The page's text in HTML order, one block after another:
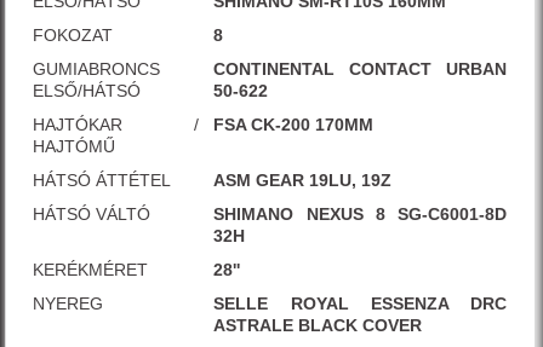
FOKOZAT
8
GUMIABRONCS
ELSŐ/HÁTSÓ
CONTINENTAL CONTACT URBAN
50-622
HAJTÓKAR /
HAJTÓMŰ
FSA CK-200 170MM
HÁTSÓ ÁTTÉTEL
ASM GEAR 19LU, 19Z
HÁTSÓ VÁLTÓ
SHIMANO NEXUS 8 SG-C6001-8D
32H
KERÉKMÉRET
28''
NYEREG
SELLE ROYAL ESSENZA DRC
ASTRALE BLACK COVER